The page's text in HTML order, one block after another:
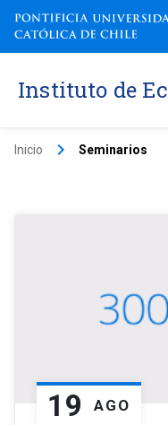
Instituto de
Inicio keyboard_arrow_right Seminarios
19 AGO